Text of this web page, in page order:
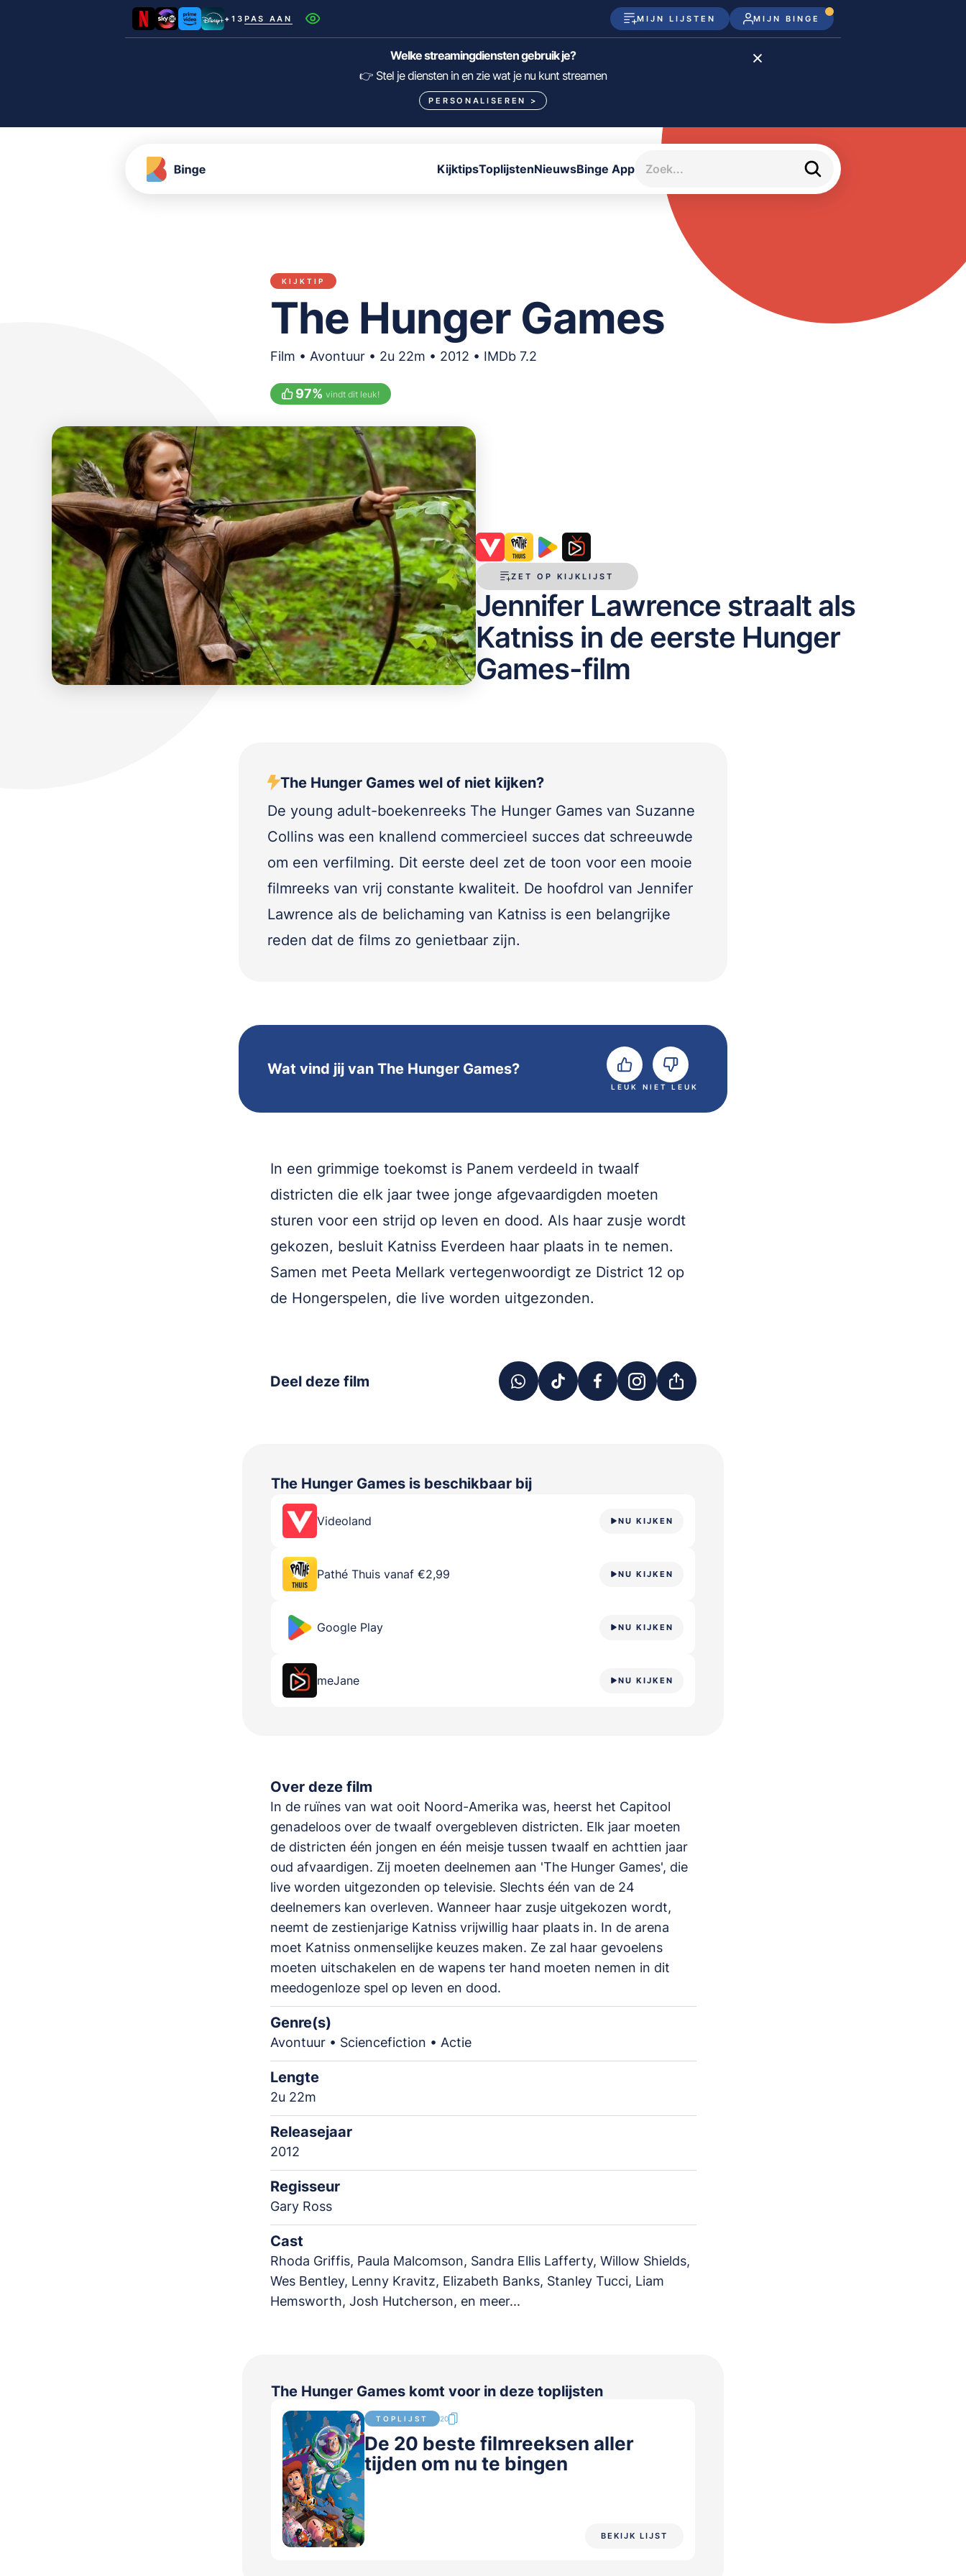
+13 PAS AAN MIJN LIJSTEN MIJN BINGE
Netflix SkyShowtime Prime Video Disney+
HBO Max NPO Start
Pathé Thuis
meJane
Welke streamingdiensten gebruik je?
👉 Stel je diensten in en zie wat je nu kunt streamen
PERSONALISEREN >
KijktipsToplijstenNieuwsBinge App
KIJKTIP
The Hunger Games
Film • Avontuur • 2u 22m • 2012 • IMDb 7.2
97% vindt dit leuk!
ZET OP KIJKLIJST
Jennifer Lawrence straalt als
Katniss in de eerste Hunger
Games-film
The Hunger Games wel of niet kijken?
De young adult-boekenreeks The Hunger Games van Suzanne
Collins was een knallend commercieel succes dat schreeuwde
om een verfilming. Dit eerste deel zet de toon voor een mooie
filmreeks van vrij constante kwaliteit. De hoofdrol van Jennifer
Lawrence als de belichaming van Katniss is een belangrijke
reden dat de films zo genietbaar zijn.
Wat vind jij van The Hunger Games?
LEUK NIET LEUK
In een grimmige toekomst is Panem verdeeld in twaalf
districten die elk jaar twee jonge afgevaardigden moeten
sturen voor een strijd op leven en dood. Als haar zusje wordt
gekozen, besluit Katniss Everdeen haar plaats in te nemen.
Samen met Peeta Mellark vertegenwoordigt ze District 12 op
de Hongerspelen, die live worden uitgezonden.
Deel deze film
The Hunger Games is beschikbaar bij
Videoland NU KIJKEN
Pathé Thuis vanaf €2,99 NU KIJKEN
Google Play NU KIJKEN
meJane NU KIJKEN
Over deze film
In de ruïnes van wat ooit Noord-Amerika was, heerst het Capitool
genadeloos over de twaalf overgebleven districten. Elk jaar moeten
de districten één jongen en één meisje tussen twaalf en achttien jaar
oud afvaardigen. Zij moeten deelnemen aan 'The Hunger Games', die
live worden uitgezonden op televisie. Slechts één van de 24
deelnemers kan overleven. Wanneer haar zusje uitgekozen wordt,
neemt de zestienjarige Katniss vrijwillig haar plaats in. In de arena
moet Katniss onmenselijke keuzes maken. Ze zal haar gevoelens
moeten uitschakelen en de wapens ter hand moeten nemen in dit
meedogenloze spel op leven en dood.
Genre(s)
Avontuur • Sciencefiction • Actie
Lengte
2u 22m
Releasejaar
2012
Regisseur
Gary Ross
Cast
Rhoda Griffis, Paula Malcomson, Sandra Ellis Lafferty, Willow Shields,
Wes Bentley, Lenny Kravitz, Elizabeth Banks, Stanley Tucci, Liam
Hemsworth, Josh Hutcherson, en meer...
The Hunger Games komt voor in deze toplijsten
TOPLIJST 20
De 20 beste filmreeksen aller
tijden om nu te bingen
BEKIJK LIJST